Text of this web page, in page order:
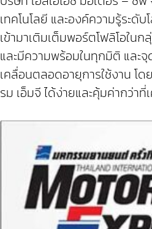
เทคโนโลยี และองค์ความรู้ระดั
เข้ามาเติมเต็มพอร์ตโฟลิโอใน
และมีความพร้อมในทุกมิติ และ
เคลื่อนตลอดอายุการใช้งาน โ
รม เอ็มจี ได้ง่ายและคุ้มค่ากว่าที่